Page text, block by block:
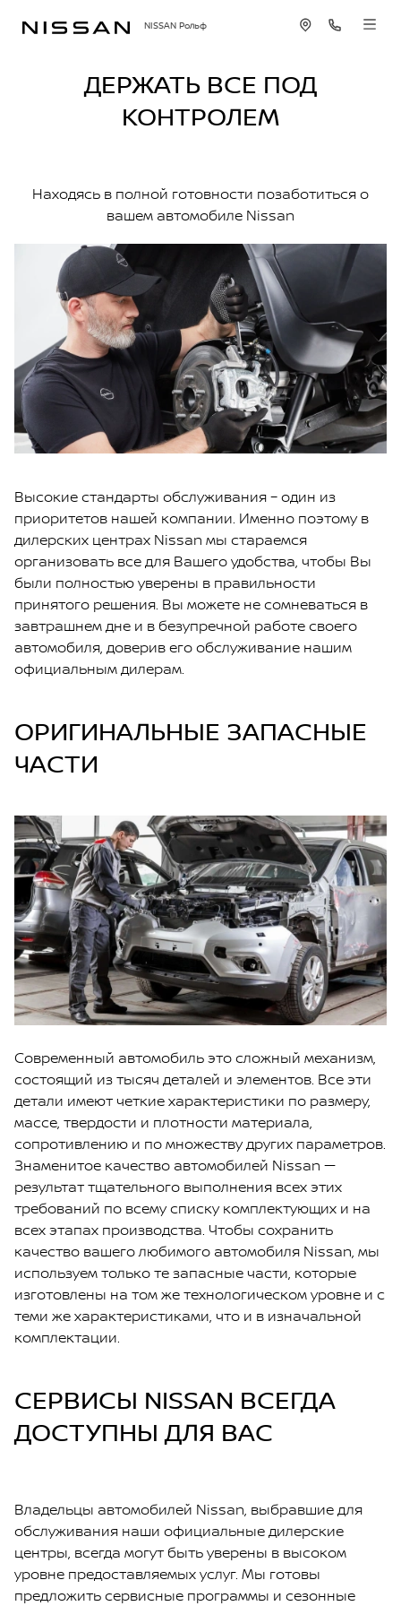
NISSAN Рольф
ДЕРЖАТЬ ВСЕ ПОД
КОНТРОЛЕМ
Находясь в полной готовности позаботиться о
вашем автомобиле Nissan
Высокие стандарты обслуживания – один из
приоритетов нашей компании. Именно поэтому в
дилерских центрах Nissan мы стараемся
организовать все для Вашего удобства, чтобы Вы
были полностью уверены в правильности
принятого решения. Вы можете не сомневаться в
завтрашнем дне и в безупречной работе своего
автомобиля, доверив его обслуживание нашим
официальным дилерам.
ОРИГИНАЛЬНЫЕ ЗАПАСНЫЕ
ЧАСТИ
Современный автомобиль это сложный механизм,
состоящий из тысяч деталей и элементов. Все эти
детали имеют четкие характеристики по размеру,
массе, твердости и плотности материала,
сопротивлению и по множеству других параметров.
Знаменитое качество автомобилей Nissan —
результат тщательного выполнения всех этих
требований по всему списку комплектующих и на
всех этапах производства. Чтобы сохранить
качество вашего любимого автомобиля Nissan, мы
используем только те запасные части, которые
изготовлены на том же технологическом уровне и с
теми же характеристиками, что и в изначальной
комплектации.
СЕРВИСЫ NISSAN ВСЕГДА
ДОСТУПНЫ ДЛЯ ВАС
Владельцы автомобилей Nissan, выбравшие для
обслуживания наши официальные дилерские
центры, всегда могут быть уверены в высоком
уровне предоставляемых услуг. Мы готовы
предложить сервисные программы и сезонные